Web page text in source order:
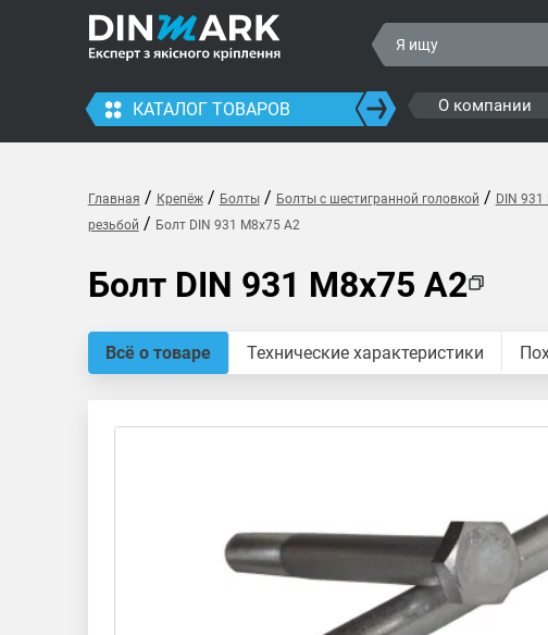
КАТАЛОГ ТОВАРОВ О компании
Главная / Крепёж/ Болты/ Болты с шестигранной головкой / DIN
резьбой / Болт DIN 931 M8x75 A2
Болт DIN 931 M8x75 A2
Всё о товаре Технические характеристики